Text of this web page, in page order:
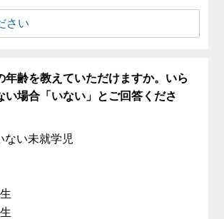
年齢を教えていただけますか。いら
い場合「いない」とご回答くださ
ない未就学児